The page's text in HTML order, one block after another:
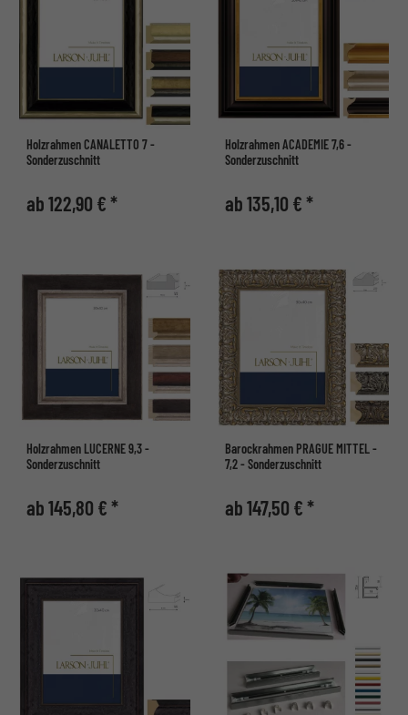
Holzrahmen CANALETTO 7 -
Sonderzuschnitt
ab 122,90 € *
Holzrahmen ACADEMIE 7,6 -
Sonderzuschnitt
ab 135,10 € *
Holzrahmen LUCERNE 9,3 -
Sonderzuschnitt
ab 145,80 € *
Barockrahmen PRAGUE MITTEL -
7,2 - Sonderzuschnitt
ab 147,50 € *